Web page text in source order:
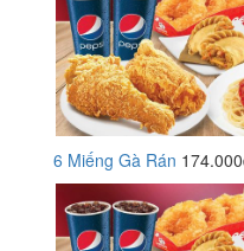
6 Miếng Gà Rán